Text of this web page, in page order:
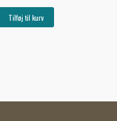
Tilføj til kurv